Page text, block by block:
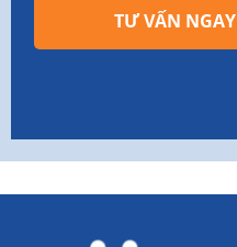
TƯ VẤN NGAY